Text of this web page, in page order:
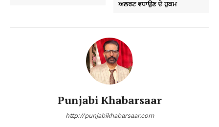
ਅਲਰਟ ਵਧਾਉਣ ਦੇ ਹੁਕਮ
Punjabi Khabarsaar
http://punjabikhabarsaar.com